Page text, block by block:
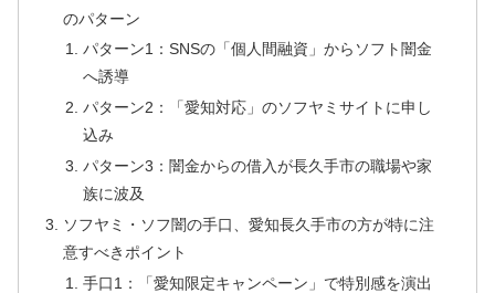
のパターン
パターン1：SNSの「個人間融資」からソフト闇金
へ誘導
パターン2：「愛知対応」のソフヤミサイトに申し
込み
パターン3：闇金からの借入が長久手市の職場や家
族に波及
ソフヤミ・ソフ闇の手口、愛知長久手市の方が特に注
意すべきポイント
手口1：「愛知限定キャンペーン」で特別感を演出